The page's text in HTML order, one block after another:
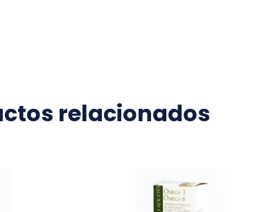
relacionados